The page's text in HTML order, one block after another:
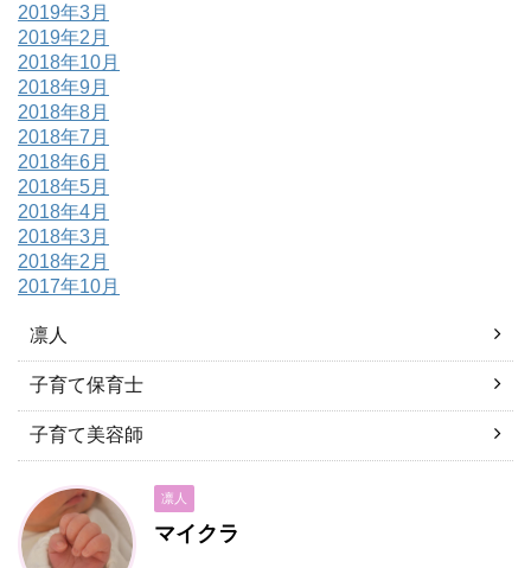
2019年3月
2019年2月
2018年10月
2018年9月
2018年8月
2018年7月
2018年6月
2018年5月
2018年4月
2018年3月
2018年2月
2017年10月
凛人
子育て保育士
子育て美容師
凛人
マイクラ